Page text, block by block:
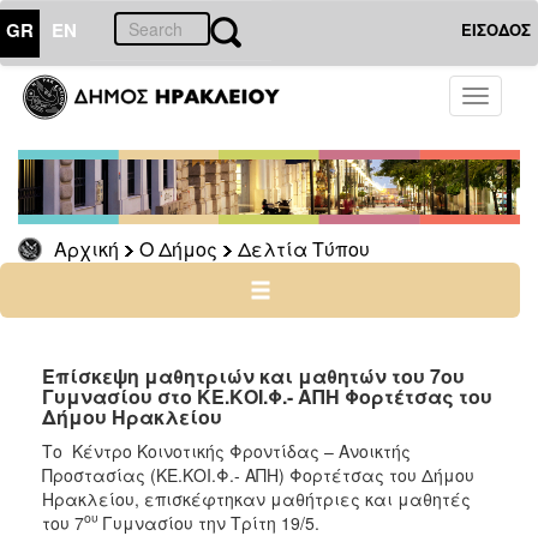
GR EN ΕΙΣΟΔΟΣ
Toggle
Αρχική Ο Δήμος Δελτία Τύπου
ΔΗΜΟΣ
Δελτία
Τύπου
Αρχείο
ΠΟΛΙΤΙΣΜΟΣ
ΑΝΘΕΚΤΙΚΗ
ΠΟΛΗ
Επίσκεψη μαθητριών και μαθητών του 7ου
Γυμνασίου στο ΚΕ.ΚΟΙ.Φ.- ΑΠΗ Φορτέτσας του
Δήμου Ηρακλείου
Το Κέντρο Κοινοτικής Φροντίδας – Ανοικτής
Προστασίας (ΚΕ.ΚΟΙ.Φ.- ΑΠΗ) Φορτέτσας του Δήμου
Ηρακλείου, επισκέφτηκαν μαθήτριες και μαθητές
του 7ου Γυμνασίου την Τρίτη 19/5.